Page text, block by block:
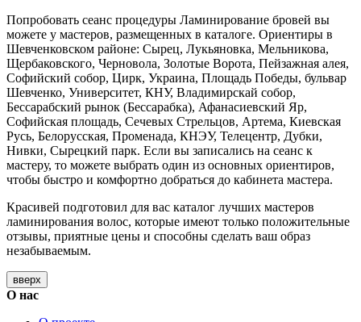
Попробовать сеанс процедуры Ламинирование бровей вы
можете у мастеров, размещенных в каталоге. Ориентиры в
Шевченковском районе: Сырец, Лукьяновка, Мельникова,
Щербаковского, Черновола, Золотые Ворота, Пейзажная алея,
Софийский собор, Цирк, Украина, Площадь Победы, бульвар
Шевченко, Университет, КНУ, Владимирскай собор,
Бессарабский рынок (Бессарабка), Афанасиевский Яр,
Софийская площадь, Сечевых Стрельцов, Артема, Киевская
Русь, Белорусская, Променада, КНЭУ, Телецентр, Дубки,
Нивки, Сырецкий парк. Если вы записались на сеанс к
мастеру, то можете выбрать один из основных ориентиров,
чтобы быстро и комфортно добраться до кабинета мастера.
Красивей подготовил для вас каталог лучших мастеров
ламинирования волос, которые имеют только положительные
отзывы, приятные цены и способны сделать ваш образ
незабываемым.
вверх
О нас